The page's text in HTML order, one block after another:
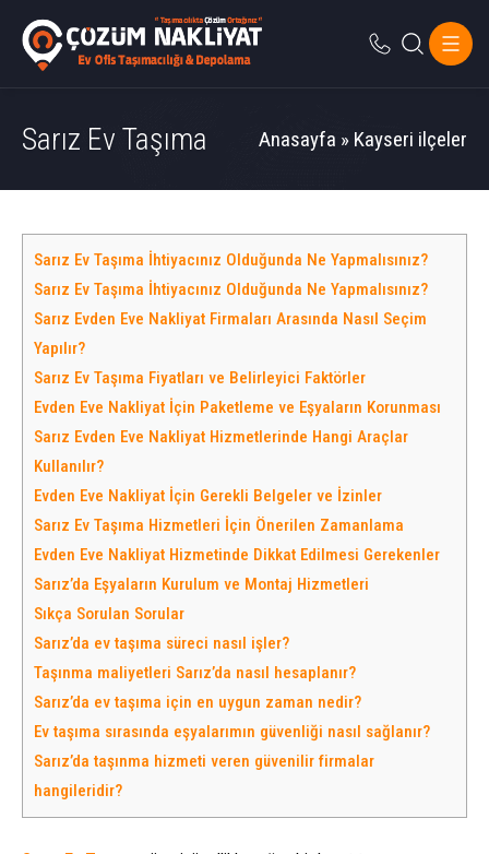
Sarız Ev Taşıma Anasayfa » Kayseri ilçeler
Sarız Ev Taşıma İhtiyacınız Olduğunda Ne Yapmalısınız?
Sarız Ev Taşıma İhtiyacınız Olduğunda Ne Yapmalısınız?
Sarız Evden Eve Nakliyat Firmaları Arasında Nasıl Seçim
Yapılır?
Sarız Ev Taşıma Fiyatları ve Belirleyici Faktörler
Evden Eve Nakliyat İçin Paketleme ve Eşyaların Korunması
Sarız Evden Eve Nakliyat Hizmetlerinde Hangi Araçlar
Kullanılır?
Evden Eve Nakliyat İçin Gerekli Belgeler ve İzinler
Sarız Ev Taşıma Hizmetleri İçin Önerilen Zamanlama
Evden Eve Nakliyat Hizmetinde Dikkat Edilmesi Gerekenler
Sarız’da Eşyaların Kurulum ve Montaj Hizmetleri
Sıkça Sorulan Sorular
Sarız’da ev taşıma süreci nasıl işler?
Taşınma maliyetleri Sarız’da nasıl hesaplanır?
Sarız’da ev taşıma için en uygun zaman nedir?
Ev taşıma sırasında eşyalarımın güvenliği nasıl sağlanır?
Sarız’da taşınma hizmeti veren güvenilir firmalar
hangileridir?